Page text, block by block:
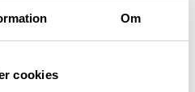
Om
cookies